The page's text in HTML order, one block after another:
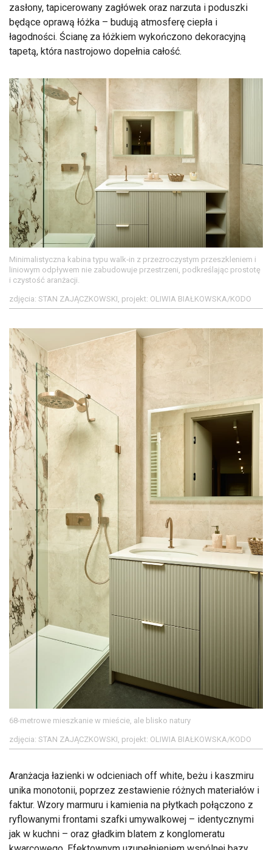
zasłony, tapicerowany zagłówek oraz narzuta i poduszki
będące oprawą łóżka – budują atmosferę ciepła i
łagodności. Ścianę za łóżkiem wykończono dekoracyjną
tapetą, która nastrojowo dopełnia całość.
Minimalistyczna kabina typu walk‑in z przezroczystym przeszkleniem i
liniowym odpływem nie zabudowuje przestrzeni, podkreślając prostotę
i czystość aranżacji.
zdjęcia: STAN ZAJĄCZKOWSKI, projekt: OLIWIA BIAŁKOWSKA/KODO
68-metrowe mieszkanie w mieście, ale blisko natury
zdjęcia: STAN ZAJĄCZKOWSKI, projekt: OLIWIA BIAŁKOWSKA/KODO
Aranżacja łazienki w odcieniach off white, beżu i kaszmiru
unika monotonii, poprzez zestawienie różnych materiałów i
faktur. Wzory marmuru i kamienia na płytkach połączono z
ryflowanymi frontami szafki umywalkowej – identycznymi
jak w kuchni – oraz gładkim blatem z konglomeratu